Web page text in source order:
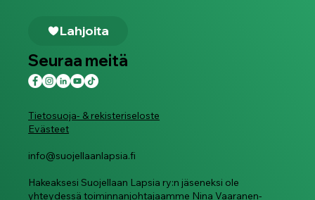
Tietosuoja- & rekisteriseloste
Evästeet
info@suojellaanlapsia.fi
Hakeaksesi Suojellaan Lapsia ry:n jäseneksi ole
yhteydessä toiminnanjohtajaamme Nina Vaaranen-
Lahjoita
Seuraa meitä